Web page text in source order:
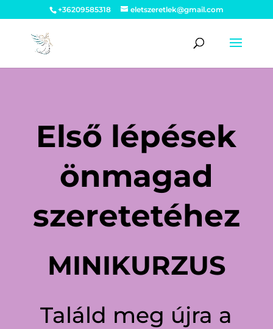
+36209585318 eletszeretlek@gmail.com
Első lépések
önmagad
szeretetéhez
MINIKURZUS
Találd meg újra a